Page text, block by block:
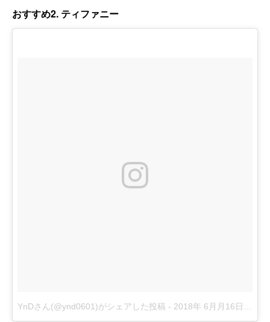
おすすめ2. ティファニー
YnDさん(@ynd0601)がシェアした投稿 - 2018年 6月月16日午後6時23分PDT